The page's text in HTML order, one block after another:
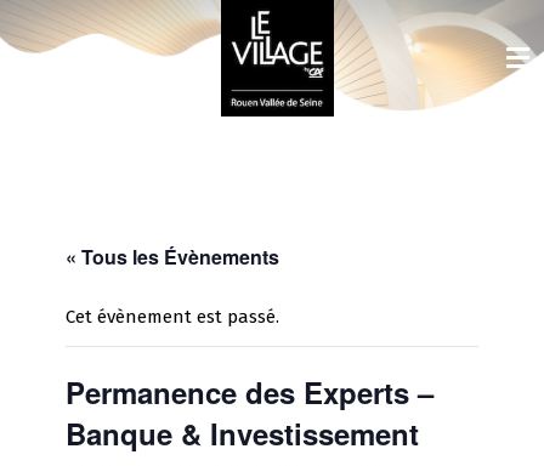
« Tous les Évènements
Cet évènement est passé.
Permanence des Experts –
Banque & Investissement